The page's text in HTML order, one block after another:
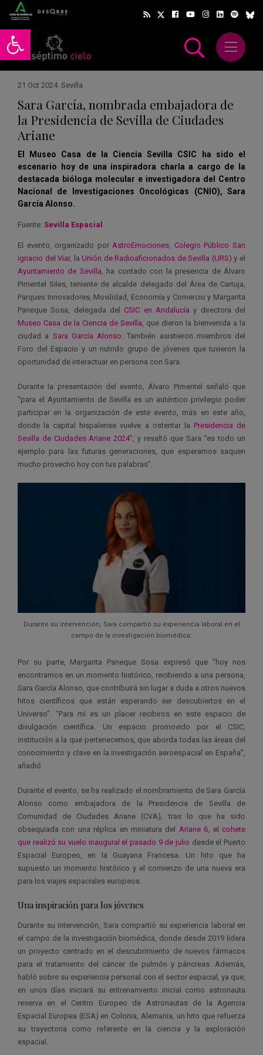
Abrir barra de herramientas
Abrir
21 Oct 2024. Sevilla
Sara García, nombrada embajadora de
la Presidencia de Sevilla de Ciudades
Ariane
El Museo Casa de la Ciencia Sevilla CSIC ha sido el
escenario hoy de una inspiradora charla a cargo de la
destacada bióloga molecular e investigadora del Centro
Nacional de Investigaciones Oncológicas (CNIO), Sara
García Alonso.
Fuente: Sevilla Espacial
El evento, organizado porAstroEmociones, Colegio Público San
Ignacio del Viar, la Unión de Radioaficionados de Sevilla (URS) y el
Ayuntamiento de Sevilla, ha contado con la presencia de Álvaro
Pimentel Siles, teniente de alcalde delegado del Área de Cartuja,
Parques Innovadores, Movilidad, Economía y Comercio y Margarita
Paneque Sosa, delegada del CSIC en Andalucía y directora del
Museo Casa de la Ciencia de Sevilla, que dieron la bienvenida a la
ciudad a Sara García Alonso. También asistieron miembros del
Foro del Espacio y un nutrido grupo de jóvenes que tuvieron la
oportunidad de interactuar en persona con Sara.
Durante la presentación del evento, Álvaro Pimentel señaló que
“para el Ayuntamiento de Sevilla es un auténtico privilegio poder
participar en la organización de este evento, más en este año,
donde la capital hispalense vuelve a ostentar la Presidencia de
Sevilla de Ciudades Ariane 2024”, y resaltó que Sara “es todo un
ejemplo para las futuras generaciones, que esperamos saquen
mucho provecho hoy con tus palabras”.
Durante su intervención, Sara compartió su experiencia laboral en el
campo de la investigación biomédica.
Por su parte, Margarita Paneque Sosa expresó que “hoy nos
encontramos en un momento histórico, recibiendo a una persona,
Sara García Alonso, que contribuirá sin lugar a duda a otros nuevos
hitos científicos que están esperando ser descubiertos en el
Universo”. “Para mí es un placer recibiros en este espacio de
divulgación científica. Un espacio promovido por el CSIC,
institución a la que pertenecemos, que aborda todas las áreas del
conocimiento y clave en la investigación aeroespacial en España”,
añadió.
Durante el evento, se ha realizado el nombramiento de Sara García
Alonso como embajadora de la Presidencia de Sevilla de
Comunidad de Ciudades Ariane (CVA), tras lo que ha sido
obsequiada con una réplica en miniatura del Ariane 6, el cohete
que realizó su vuelo inaugural el pasado 9 de julio desde el Puerto
Espacial Europeo, en la Guayana Francesa. Un hito que ha
supuesto un momento histórico y el comienzo de una nueva era
para los viajes espaciales europeos.
Una inspiración para los jóvenes
Durante su intervención, Sara compartió su experiencia laboral en
el campo de la investigación biomédica, donde desde 2019 lidera
un proyecto centrado en el descubrimiento de nuevos fármacos
para el tratamiento del cáncer de pulmón y páncreas. Además,
habló sobre su experiencia personal con el sector espacial, ya que,
en unos días iniciará su entrenamiento inicial como astronauta
reserva en el Centro Europeo de Astronautas de la Agencia
Espacial Europea (ESA) en Colonia, Alemania, un hito que refuerza
su trayectoria como referente en la ciencia y la exploración
espacial.